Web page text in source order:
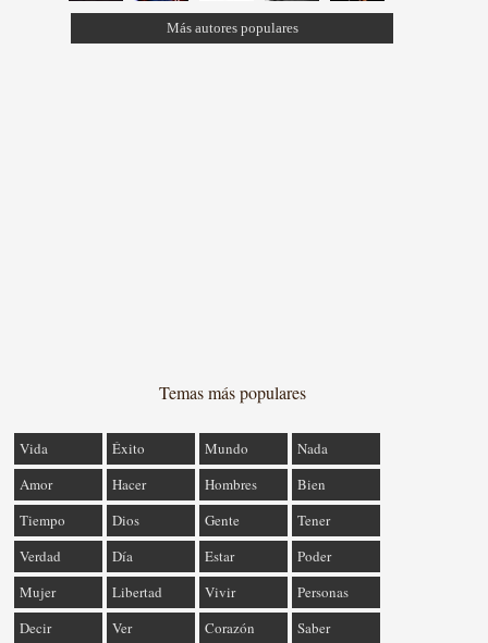
Más autores populares
Temas más populares
Vida Éxito Mundo
Nada
Amor
Hacer Hombres
Bien
Tiempo
Dios Gente
Tener
Verdad
Día Estar
Poder
Mujer
Libertad Vivir
Personas
Decir
Ver Corazón Saber